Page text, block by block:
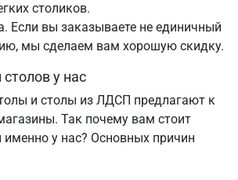
столиков.
Если вы заказываете не единичный
мы сделаем вам хорошую скидку.
у нас
и столы из ЛДСП предлагают к
Так почему вам стоит
именно у нас? Основных причин